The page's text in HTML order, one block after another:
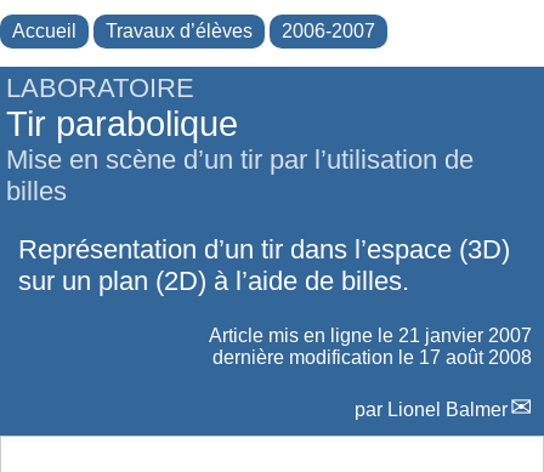
Accueil Travaux d’élèves 2006-2007
LABORATOIRE
Tir parabolique
Mise en scène d’un tir par l’utilisation de
billes
Représentation d’un tir dans l’espace (3D)
sur un plan (2D) à l’aide de billes.
Article mis en ligne le 21 janvier 2007
dernière modification le 17 août 2008
par Lionel Balmer